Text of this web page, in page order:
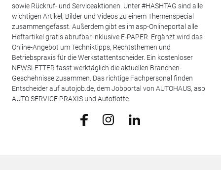
sowie Rückruf- und Serviceaktionen. Unter #HASHTAG sind alle
wichtigen Artikel, Bilder und Videos zu einem Themenspecial
zusammengefasst. Außerdem gibt es im asp-Onlineportal alle
Heftartikel gratis abrufbar inklusive E-PAPER. Ergänzt wird das
Online-Angebot um Techniktipps, Rechtsthemen und
Betriebspraxis für die Werkstattentscheider. Ein kostenloser
NEWSLETTER fasst werktäglich die aktuellen Branchen-
Geschehnisse zusammen. Das richtige Fachpersonal finden
Entscheider auf autojob.de, dem Jobportal von AUTOHAUS, asp
AUTO SERVICE PRAXIS und Autoflotte.